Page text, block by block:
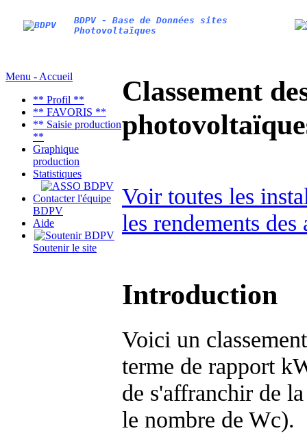
BDPV - Base de Données sites
Photovoltaïques
Menu - Accueil
** Profil **
** FAVORIS **
** Saisie production
**
Graphique
production
Statistiques
Contacter l'équipe
BDPV
Aide
Soutenir le site
Classement
Voir toutes les
les rendements des
Introduction
Voici un
terme de rapport
de s'affranchir de
le nombre de Wc).